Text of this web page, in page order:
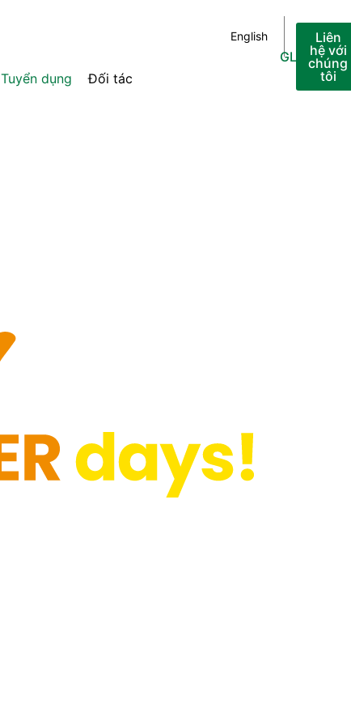
Tuyển dụng Đối tác
English Bahasa
GLOBAL
Liên
hệ với
chúng
tôi